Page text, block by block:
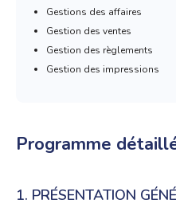
Gestions des affaires
Gestion des ventes
Gestion des règlements
Gestion des impressions
Programme
1. PRÉSENTATION